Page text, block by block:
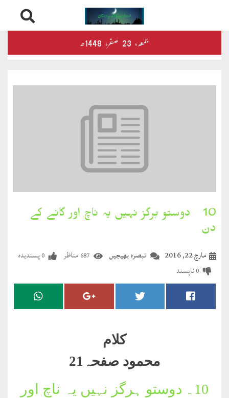
to
جمعہ‬‮، 23 صفر‬،
محمود
بخارِدل
کلام
مضطرؔ
دستِ
دعا
مختار
10۔ دوستو ہرگز نہیں یہ ناچ اور گانے کے
دن
تبصرہ بھیجیں مارچ 22, 2016 687مناظر 0پسندیدہ
0ناپسند
کلام
محمود صفحہ21
10۔
دوستو ہرگز نہیں یہ ناچ اور